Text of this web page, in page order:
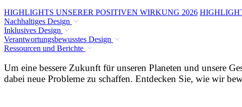
HIGHLIGHTS UNSERER POSITIVEN WIRKUNG 2026
Nachhaltiges Design
Inklusives Design
Verantwortungsbewusstes Design
Ressourcen und Berichte
Um eine bessere Zukunft für unseren Planeten und unsere
dabei neue Probleme zu schaffen. Entdecken Sie, wie wir